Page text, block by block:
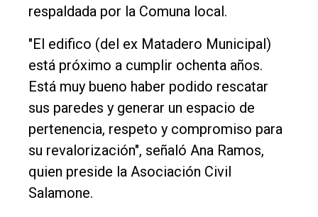
respaldada por la Comuna local.
"El edifico (del ex Matadero Municipal)
está próximo a cumplir ochenta años.
Está muy bueno haber podido rescatar
sus paredes y generar un espacio de
pertenencia, respeto y compromiso para
su revalorización", señaló Ana Ramos,
quien preside la Asociación Civil
Salamone.